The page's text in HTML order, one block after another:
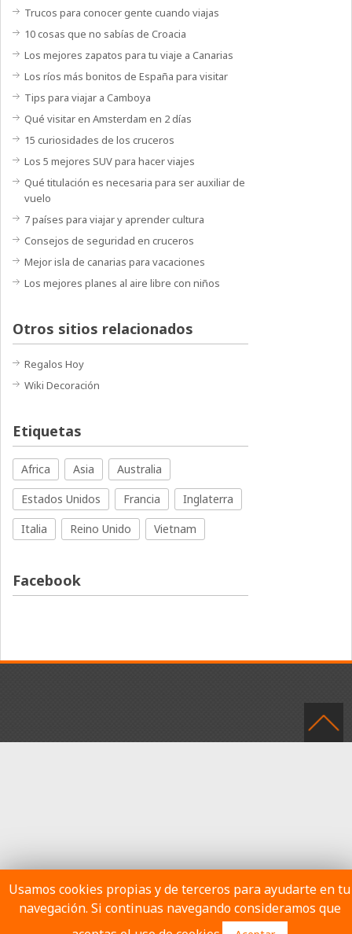
Trucos para conocer gente cuando viajas
10 cosas que no sabías de Croacia
Los mejores zapatos para tu viaje a Canarias
Los ríos más bonitos de España para visitar
Tips para viajar a Camboya
Qué visitar en Amsterdam en 2 días
15 curiosidades de los cruceros
Los 5 mejores SUV para hacer viajes
Qué titulación es necesaria para ser auxiliar de
vuelo
7 países para viajar y aprender cultura
Consejos de seguridad en cruceros
Mejor isla de canarias para vacaciones
Los mejores planes al aire libre con niños
Otros sitios relacionados
Regalos Hoy
Wiki Decoración
Etiquetas
Africa Asia
Australia
Estados Unidos
Francia
Inglaterra
Italia
Reino Unido Vietnam
Facebook
Usamos cookies propias y de terceros para ayudarte en tu
navegación. Si continuas navegando consideramos que